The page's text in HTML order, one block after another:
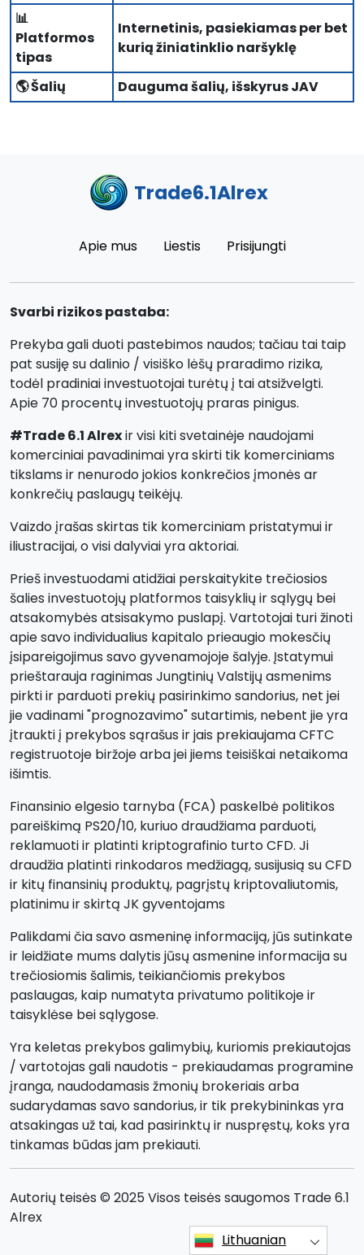
📊
Platformos
tipas
Internetinis, pasiekiamas per bet
kurią žiniatinklio naršyklę
🌎 Šalių Dauguma šalių, išskyrus JAV
Trade6.1Alrex
Apie mus Liestis Prisijungti
Svarbi rizikos pastaba:
Prekyba gali duoti pastebimos naudos; tačiau tai taip
pat susiję su dalinio / visiško lėšų praradimo rizika,
todėl pradiniai investuotojai turėtų į tai atsižvelgti.
Apie 70 procentų investuotojų praras pinigus.
#Trade 6.1 Alrexir visi kiti svetainėje naudojami
komerciniai pavadinimai yra skirti tik komerciniams
tikslams ir nenurodo jokios konkrečios įmonės ar
konkrečių paslaugų teikėjų.
Vaizdo įrašas skirtas tik komerciniam pristatymui ir
iliustracijai, o visi dalyviai yra aktoriai.
Prieš investuodami atidžiai perskaitykite trečiosios
šalies investuotojų platformos taisyklių ir sąlygų bei
atsakomybės atsisakymo puslapį. Vartotojai turi žinoti
apie savo individualius kapitalo prieaugio mokesčių
įsipareigojimus savo gyvenamojoje šalyje. Įstatymui
prieštarauja raginimas Jungtinių Valstijų asmenims
pirkti ir parduoti prekių pasirinkimo sandorius, net jei
jie vadinami "prognozavimo" sutartimis, nebent jie yra
įtraukti į prekybos sąrašus ir jais prekiaujama CFTC
registruotoje biržoje arba jei jiems teisiškai netaikoma
išimtis.
Finansinio elgesio tarnyba (FCA) paskelbė politikos
pareiškimą PS20/10, kuriuo draudžiama parduoti,
reklamuoti ir platinti kriptografinio turto CFD. Ji
draudžia platinti rinkodaros medžiagą, susijusią su CFD
ir kitų finansinių produktų, pagrįstų kriptovaliutomis,
platinimu ir skirtą JK gyventojams
Palikdami čia savo asmeninę informaciją, jūs sutinkate
ir leidžiate mums dalytis jūsų asmenine informacija su
trečiosiomis šalimis, teikiančiomis prekybos
paslaugas, kaip numatyta privatumo politikoje ir
taisyklėse bei sąlygose.
Yra keletas prekybos galimybių, kuriomis prekiautojas
/ vartotojas gali naudotis - prekiaudamas programine
įranga, naudodamasis žmonių brokeriais arba
sudarydamas savo sandorius, ir tik prekybininkas yra
atsakingas už tai, kad pasirinktų ir nuspręstų, koks yra
tinkamas būdas jam prekiauti.
Autorių teisės © 2025 Visos teisės saugomos Trade 6.1
Alrex
Lithuanian